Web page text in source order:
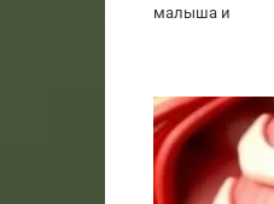
малыша и